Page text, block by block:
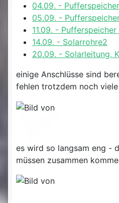
04.09. -
05.09. -
11.09. -
14.09. - Solarrohre2
20.09. - Solarleitung,
einige Anschlüsse sind
fehlen trotzdem noch viele
es wird so langsam eng -
müssen zusammen